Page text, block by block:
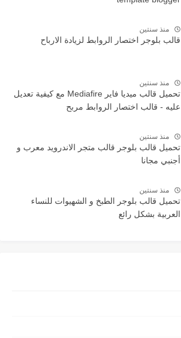
منذ سنتين
قالب بلوجر اختصار الروابط لزيادة الارباح
منذ سنتين
تحميل قالب ميديا فاير Mediafire مع كيفية تعديل
عليه - قالب اختصار الروابط مربح
منذ سنتين
تحميل قالب بلوجر قالب متجر الاندرويد معرب و
أجنبي مجانا
منذ سنتين
تحميل قالب بلوجر الطبخ و الشهيوات للنساء
العربية بشكل رائع